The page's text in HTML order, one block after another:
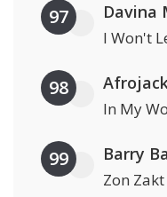
97 Davina
I Won't
98
In My
99 Barry
Zon